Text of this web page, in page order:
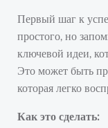
Первый шаг к
простого, но
ключевой идеи,
Это может быть
которая легко
Как это сделать: